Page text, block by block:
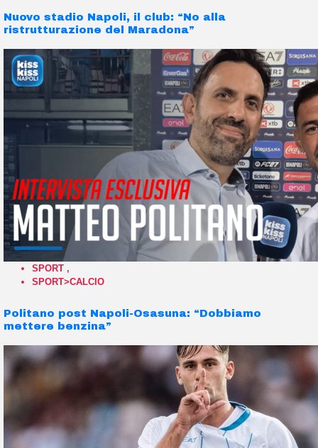
Nuovo stadio Napoli, il club: “No alla
ristrutturazione del Maradona”
SPORT ,
SPORT>CALCIO
Politano post Napoli-Osasuna: “Dobbiamo
mettere benzina”